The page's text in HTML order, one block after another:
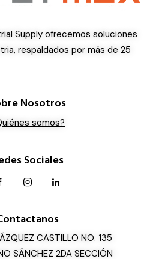
Supply ofrecemos soluciones
respaldados por más de 25
Nosotros
somos?
Sociales
CASTILLO NO. 135
SÁNCHEZ 2DA SECCIÓN